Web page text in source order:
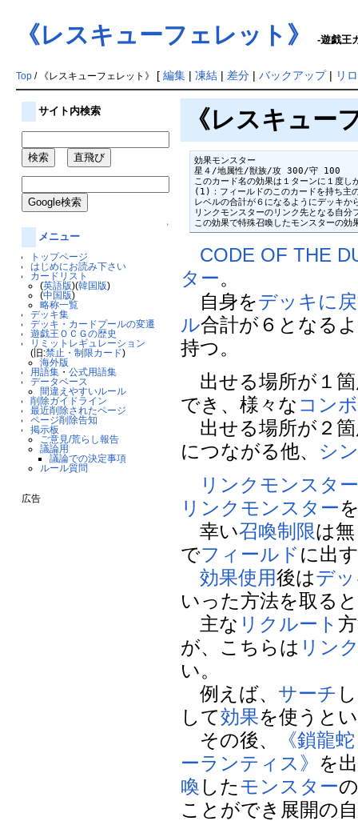
《レスキューフェレット》 -遊戯王
Top/ 《レスキューフェレット》 [ 編集| 凍結| 差分| バックアップ| リ
サイト内検索
↑
メニュー
トップページ
はじめにお読み下さい
カードリスト
(英語版)(韓国版)
(中国版)
略称一覧
デッキ集
デッキ・カードプールの変遷
遊戯王ＯＣＧの歴史
リミットレギュレーション
(旧:禁止・制限カード)
海外版
用語集 ・公式用語集
データベース
間違えやすいルール
削除ガイドライン
最近削除されたページ
ページ削除告知
掲示板
ご意見/荒らし報告
議論用
議論での決定事項
ルール質問
広告
《レスキュ
効果モンスター
星４/地属性/獣族/攻 300/守 100
このカード名の効果は１ターンに１度し
(1)：フィールドのこのカードを持ち主
レベルの合計が６になるようにデッキか
リンクモンスターのリンク先となる自分
この効果で特殊召喚したモンスターの
CODE OF THE
ター。
自身をデッキに
ル合計が６となる
持つ。
出せる場所が１
でき、様々な コンボ
出せる場所が２
につながる他、 シ
リンクモンスタ
リンクモンスター
幸い召喚制限は
でフィールド に出
効果使用後はデ
いった方法を取る
主な リクルート
が、こちらは リン
い。
例えば、 サーチ
して効果を使うと
その後、
《鎖龍
ーランティス》 を
喚 したモンスター
ことができ展開の